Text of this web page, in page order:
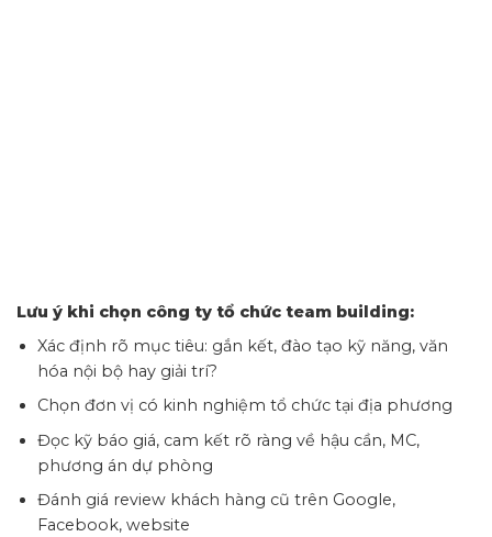
Lưu ý khi chọn công ty tổ chức team building:
Xác định rõ mục tiêu: gắn kết, đào tạo kỹ năng, văn
hóa nội bộ hay giải trí?
Chọn đơn vị có kinh nghiệm tổ chức tại địa phương
Đọc kỹ báo giá, cam kết rõ ràng về hậu cần, MC,
phương án dự phòng
Đánh giá review khách hàng cũ trên Google,
Facebook, website